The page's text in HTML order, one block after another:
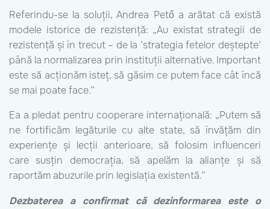
Referindu-se la soluții, Andrea Pető a arătat că există
modele istorice de rezistență: „Au existat strategii de
rezistență și în trecut – de la ‘strategia fetelor deștepte’
până la normalizarea prin instituții alternative. Important
este să acționăm isteț, să găsim ce putem face cât încă
se mai poate face.”
Ea a pledat pentru cooperare internațională: „Putem să
ne fortificăm legăturile cu alte state, să învățăm din
experiențe și lecții anterioare, să folosim influenceri
care susțin democrația, să apelăm la alianțe și să
raportăm abuzurile prin legislația existentă.”
Dezbaterea a confirmat că dezinformarea este o